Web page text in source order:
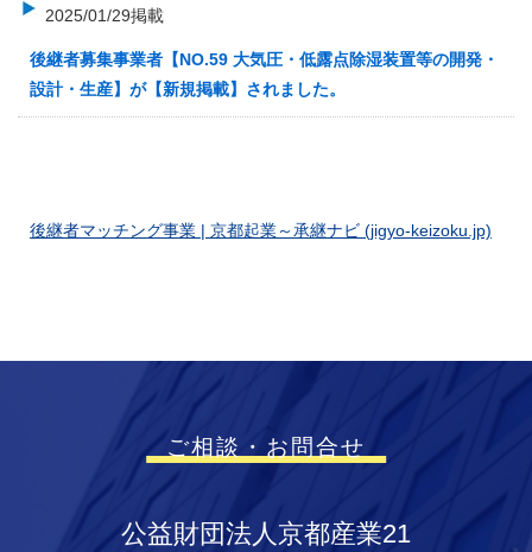
2025/01/29掲載
後継者募集事業者【NO.59 大気圧・低露点除湿装置等の開発・
設計・生産】が【新規掲載】されました。
後継者マッチング事業 | 京都起業～承継ナビ (jigyo-keizoku.jp)
ご相談・お問合せ
公益財団法人京都産業21